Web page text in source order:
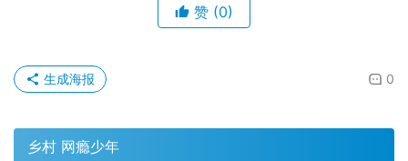
赞 (0)
0
生成海报
乡村 网瘾少年